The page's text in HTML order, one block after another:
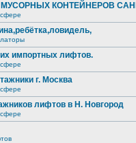
КОНТЕЙНЕРОВ
импортных лифтов.
г. Москва
лифтов в Н. Новгород